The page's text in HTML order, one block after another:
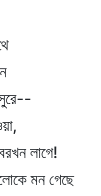
লাগে!
মন গেছে